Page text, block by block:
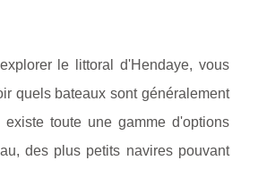
le littoral d'Hendaye, vous
quels bateaux sont généralement
toute une gamme d'options
des plus petits navires pouvant